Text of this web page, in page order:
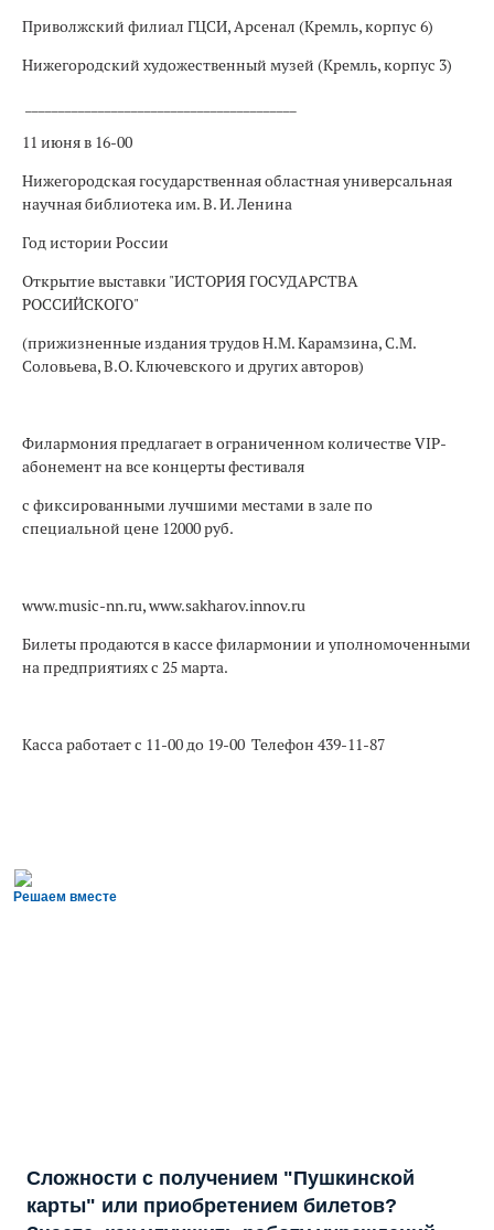
Приволжский филиал ГЦСИ, Арсенал (Кремль, корпус 6)
Нижегородский художественный музей (Кремль, корпус 3)
11 июня в 16-00
Нижегородская государственная областная универсальная
научная библиотека им. В. И. Ленина
Год истории России
Открытие выставки "ИСТОРИЯ ГОСУДАРСТВА
РОССИЙСКОГО"
(прижизненные издания трудов Н.М. Карамзина, С.М.
Соловьева, В.О. Ключевского и других авторов)
Филармония предлагает в ограниченном количестве VIP-
абонемент на все концерты фестиваля
с фиксированными лучшими местами в зале по
специальной цене 12000 руб.
www.music-nn.ru, www.sakharov.innov.ru
Билеты продаются в кассе филармонии и уполномоченными
на предприятиях с 25 марта.
Касса работает с 11-00 до 19-00 Телефон 439-11-87
Решаем вместе
Сложности с получением "Пушкинской
карты" или приобретением билетов?